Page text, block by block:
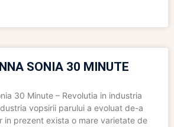
SONIA 30 MINUTE
30 Minute – Revolutia in industria
vopsirii parului a evoluat de-a
in prezent exista o mare varietate de